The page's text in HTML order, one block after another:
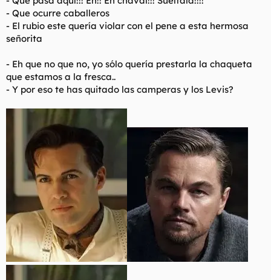
- Que ocurre caballeros
- El rubio este quería violar con el pene a esta hermosa
señorita
- Eh que no que no, yo sólo quería prestarla la chaqueta
que estamos a la fresca..
- Y por eso te has quitado las camperas y los Levis?